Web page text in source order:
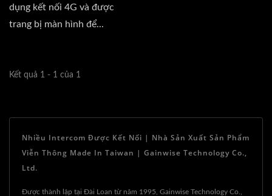
dụng kết nối 4G và được
trang bị màn hình để...
Kết quả 1 - 1 của 1
Nhiều Intercom Được Kết Nối | Nhà Sản Xuất Sản Phẩm
Viễn Thông Made In Taiwan | Gainwise Technology Co.,
Ltd.
Được thành lập tại Đài Loan từ năm 1995, Gainwise Technology Co.,